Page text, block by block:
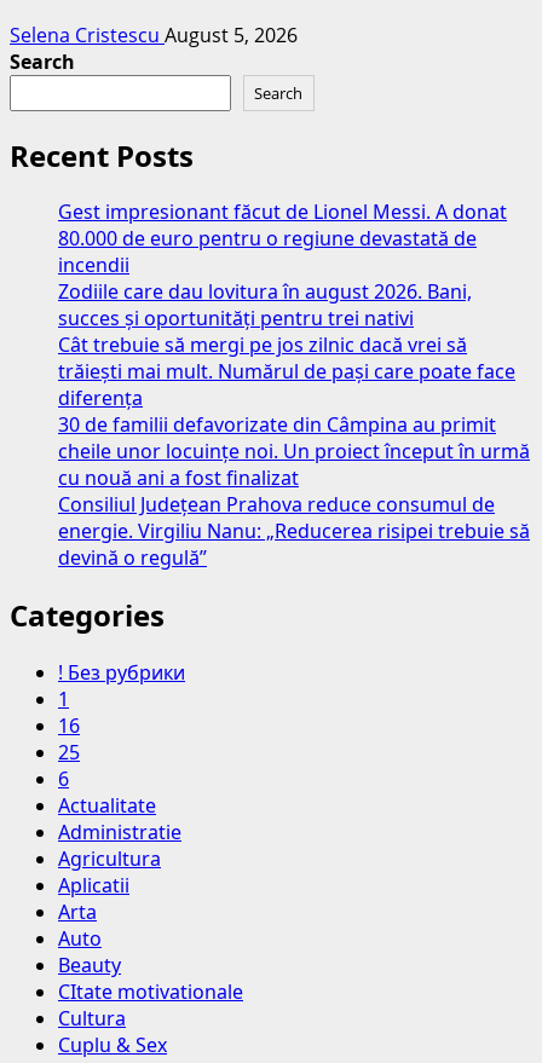
Selena Cristescu August 5, 2026
Search
Search
Recent Posts
Gest impresionant făcut de Lionel Messi. A donat
80.000 de euro pentru o regiune devastată de
incendii
Zodiile care dau lovitura în august 2026. Bani,
succes și oportunități pentru trei nativi
Cât trebuie să mergi pe jos zilnic dacă vrei să
trăiești mai mult. Numărul de pași care poate face
diferența
30 de familii defavorizate din Câmpina au primit
cheile unor locuințe noi. Un proiect început în urmă
cu nouă ani a fost finalizat
Consiliul Județean Prahova reduce consumul de
energie. Virgiliu Nanu: „Reducerea risipei trebuie să
devină o regulă”
Categories
! Без рубрики
1
16
25
6
Actualitate
Administratie
Agricultura
Aplicatii
Arta
Auto
Beauty
CItate motivationale
Cultura
Cuplu & Sex